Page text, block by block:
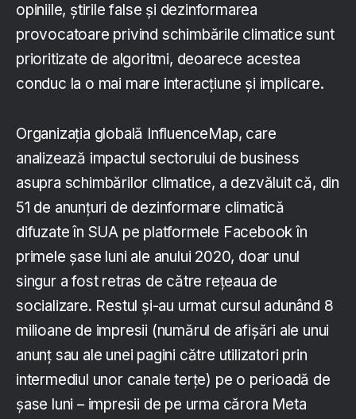
opiniile, știrile false și dezinformarea
provocatoare privind schimbările climatice sunt
prioritizate de algoritmi, deoarece acestea
conduc la o mai mare interacțiune și implicare.
Organizația globală InfluenceMap, care
analizează impactul sectorului de business
asupra schimbărilor climatice, a dezvăluit că, din
51 de anunțuri de dezinformare climatică
difuzate în SUA pe platformele Facebook în
primele șase luni ale anului 2020, doar unul
singur a fost retras de către rețeaua de
socializare. Restul și-au urmat cursul adunând 8
milioane de impresii (numărul de afișări ale unui
anunț sau ale unei pagini către utilizatori prin
intermediul unor canale terțe) pe o perioadă de
șase luni – impresii de pe urma cărora Meta